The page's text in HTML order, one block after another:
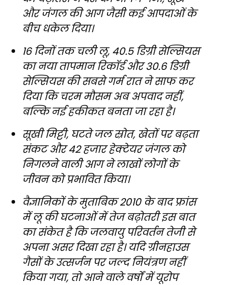
और जंगल की आग जैसी कई आपदाओं के
बीच धकेल दिया।
16 दिनों तक चली लू, 40.5 डिग्री सेल्सियस
का नया तापमान रिकॉर्ड और 30.6 डिग्री
सेल्सियस की सबसे गर्म रात ने साफ कर
दिया कि चरम मौसम अब अपवाद नहीं,
बल्कि नई हकीकत बनता जा रहा है।
सूखी मिट्टी, घटते जल स्रोत, खेतों पर बढ़ता
संकट और 42 हजार हेक्टेयर जंगल को
निगलने वाली आग ने लाखों लोगों के
जीवन को प्रभावित किया।
वैज्ञानिकों के मुताबिक 2010 के बाद फ्रांस
में लू की घटनाओं में तेज बढ़ोतरी इस बात
का संकेत है कि जलवायु परिवर्तन तेजी से
अपना असर दिखा रहा है। यदि ग्रीनहाउस
गैसों के उत्सर्जन पर जल्द नियंत्रण नहीं
किया गया, तो आने वाले वर्षों में यूरोप